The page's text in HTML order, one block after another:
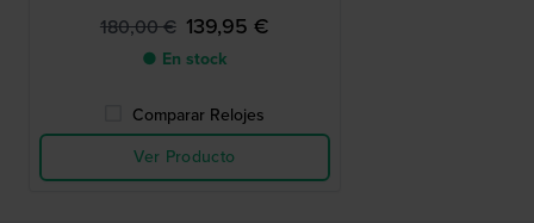
180,00 € 139,95 €
● En stock
Comparar Relojes
Ver Producto